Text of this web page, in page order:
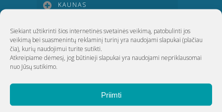
Siekiant užtikrinti šios internetinės svetainės veikimą, patobulinti jos
veikimą bei suasmenintų reklaminį turinį yra naudojami slapukai (plačiau
čia), kurių naudojimui turite sutikti.
Atkreipiame dėmesį, jog būtinieji slapukai yra naudojami nepriklausomai
nuo Jūsų sutikimo.
Priimti
KAUNAS
KLAIPĖDA
ŠIAULIAI